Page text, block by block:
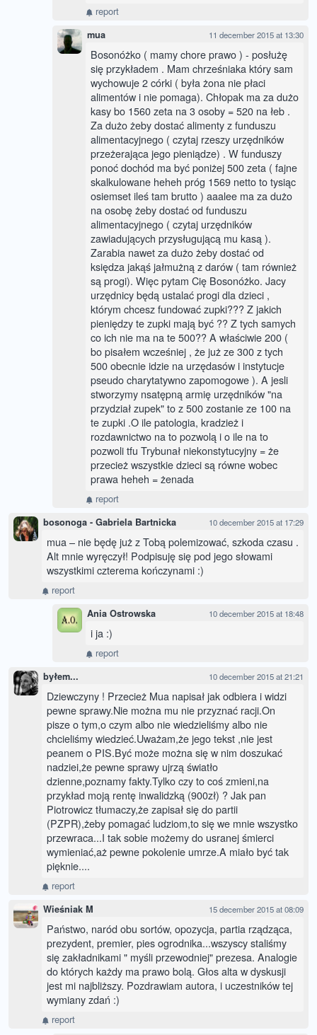
report
mua 11 december 2015 at 13:30
Bosonóżko ( mamy chore prawo ) - posłużę
się przykładem . Mam chrześniaka który sam
wychowuje 2 córki ( była żona nie płaci
alimentów i nie pomaga). Chłopak ma za dużo
kasy bo 1560 zeta na 3 osoby = 520 na łeb .
Za dużo żeby dostać alimenty z funduszu
alimentacyjnego ( czytaj rzeszy urzędników
przeżerająca jego pieniądze) . W funduszy
ponoć dochód ma być poniżej 500 zeta ( fajne
skalkulowane heheh próg 1569 netto to tysiąc
osiemset ileś tam brutto ) aaalee ma za dużo
na osobę żeby dostać od funduszu
alimentacyjnego ( czytaj urzędników
zawiadujących przysługującą mu kasą ).
Zarabia nawet za dużo żeby dostać od
księdza jakąś jałmużną z darów ( tam również
są progi). Więc pytam Cię Bosonóżko. Jacy
urzędnicy będą ustalać progi dla dzieci ,
którym chcesz fundować zupki??? Z jakich
pieniędzy te zupki mają być ?? Z tych samych
co ich nie ma na te 500?? A właściwie 200 (
bo pisałem wcześniej , że już ze 300 z tych
500 obecnie idzie na urzędasów i instytucje
pseudo charytatywno zapomogowe ). A jesli
stworzymy nsatępną armię urzędników "na
przydział zupek" to z 500 zostanie ze 100 na
te zupki .O ile patologia, kradzież i
rozdawnictwo na to pozwolą i o ile na to
pozwoli tfu Trybunał niekonstytucyjny = że
przecież wszystkie dzieci są równe wobec
prawa heheh = żenada
report
bosonoga - Gabriela Bartnicka 10 december 2015 at 17:29
mua – nie będę już z Tobą polemizować, szkoda czasu .
Alt mnie wyręczył! Podpisuję się pod jego słowami
wszystkimi czterema kończynami :)
report
Ania Ostrowska 10 december 2015 at 18:48
i ja :)
report
byłem... 10 december 2015 at 21:21
Dziewczyny ! Przecież Mua napisał jak odbiera i widzi
pewne sprawy.Nie można mu nie przyznać racji.On
pisze o tym,o czym albo nie wiedzieliśmy albo nie
chcieliśmy wiedzieć.Uważam,że jego tekst ,nie jest
peanem o PIS.Być może można się w nim doszukać
nadziei,że pewne sprawy ujrzą światło
dzienne,poznamy fakty.Tylko czy to coś zmieni,na
przykład moją rentę inwalidzką (900zł) ? Jak pan
Piotrowicz tłumaczy,że zapisał się do partii
(PZPR),żeby pomagać ludziom,to się we mnie wszystko
przewraca...I tak sobie możemy do usranej śmierci
wymieniać,aż pewne pokolenie umrze.A miało być tak
pięknie....
report
Wieśniak M 15 december 2015 at 08:09
Państwo, naród obu sortów, opozycja, partia rządząca,
prezydent, premier, pies ogrodnika...wszyscy staliśmy
się zakładnikami " myśli przewodniej" prezesa. Analogie
do których każdy ma prawo bolą. Głos alta w dyskusji
jest mi najbliższy. Pozdrawiam autora, i uczestników tej
wymiany zdań :)
report